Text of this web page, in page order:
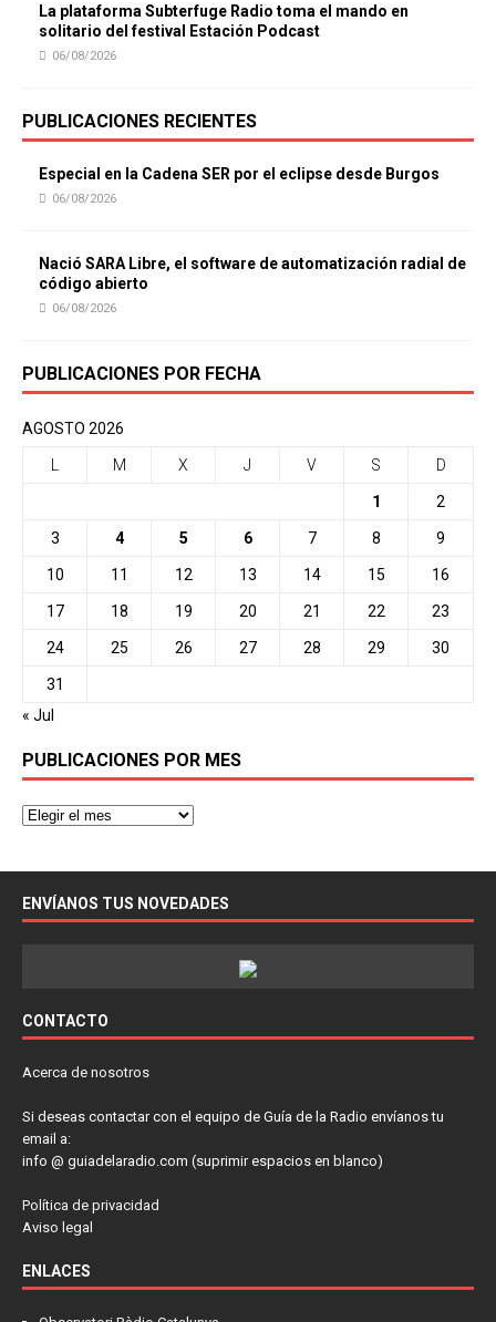
La plataforma Subterfuge Radio toma el mando en
solitario del festival Estación Podcast
06/08/2026
PUBLICACIONES RECIENTES
Especial en la Cadena SER por el eclipse desde Burgos
06/08/2026
Nació SARA Libre, el software de automatización radial de
código abierto
06/08/2026
PUBLICACIONES POR FECHA
AGOSTO 2026
M X J V S D
1 2
3 4 5 6 7 8 9
10 11 12 13 14 15 16
17 18 19 20 21 22 23
24 25 26 27 28 29 30
31
« Jul
PUBLICACIONES POR MES
ENVÍANOS TUS NOVEDADES
CONTACTO
Acerca de nosotros
Si deseas contactar con el equipo de Guía de la Radio envíanos tu
email a:
info @ guiadelaradio.com (suprimir espacios en blanco)
Política de privacidad
Aviso legal
ENLACES